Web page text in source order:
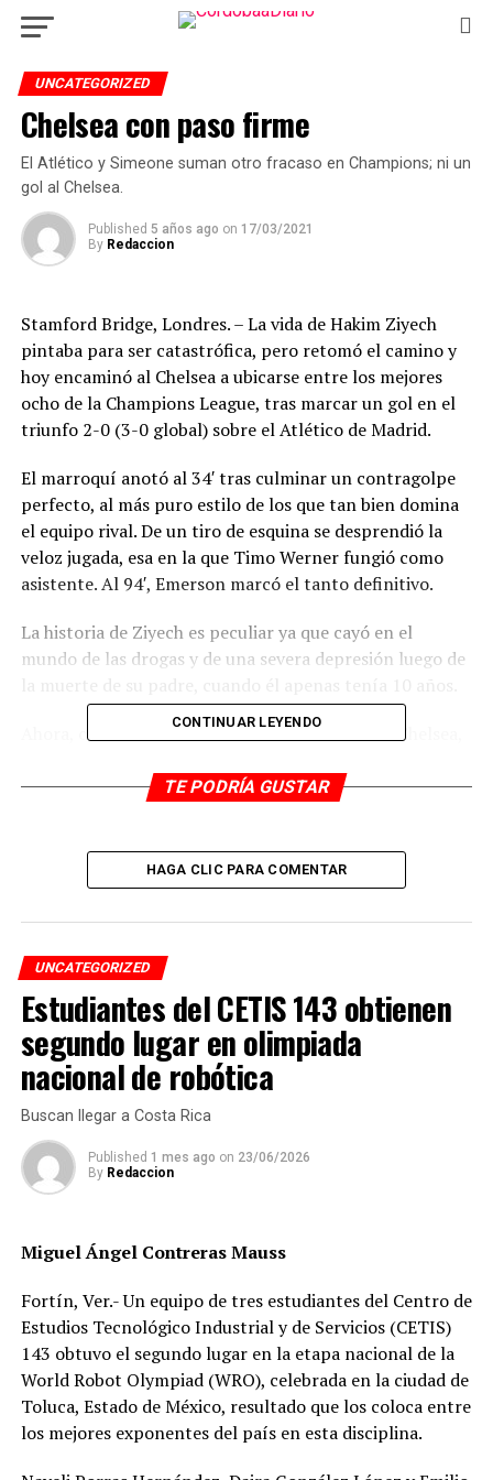
UNCATEGORIZED
Chelsea con paso firme
El Atlético y Simeone suman otro fracaso en Champions; ni un
gol al Chelsea.
Published 5 años ago on 17/03/2021
By Redaccion
Stamford Bridge, Londres. – La vida de Hakim Ziyech
pintaba para ser catastrófica, pero retomó el camino y
hoy encaminó al Chelsea a ubicarse entre los mejores
ocho de la Champions League, tras marcar un gol en el
triunfo 2-0 (3-0 global) sobre el Atlético de Madrid.
El marroquí anotó al 34′ tras culminar un contragolpe
perfecto, al más puro estilo de los que tan bien domina
el equipo rival. De un tiro de esquina se desprendió la
veloz jugada, esa en la que Timo Werner fungió como
asistente. Al 94′, Emerson marcó el tanto definitivo.
La historia de Ziyech es peculiar ya que cayó en el
mundo de las drogas y de una severa depresión luego de
Ahora, como uno de los refuerzos estelares del Chelsea,
League tiene a 3 representantes en los Cuartos de Final,
El gol fue una daga en el corazón para el Atlético, un
equipo que no se caracteriza precisamente por anotar
estructurado, con toques fáciles, y algunos
contragolpes mal culminados, uno de ellos cortesía de
Timo Werner.
Los Colchoneros se lanzaron al ataque en los últimos
minutos, pero justo cuando más peligro generaban tras
un disparo de Joao Félix, el árbitro expulsó a Savic por
un codazo sobre Rüdiger previo a la ejecución de un tiro
tiempo debió pitarse un penal de Azpilicueta sobre
Al 94′, otra vez mediante un contragolpe, el Chelsea
marcó el 2-0. Una cucharada de su propia medicina para
los de Simeone.
Se acabó así la historia del Atlético en Champions. El
Chelsea se da permiso para soñar, ya instalado entre los
CONTINUAR LEYENDO
TE PODRÍA GUSTAR
HAGA CLIC PARA COMENTAR
UNCATEGORIZED
Estudiantes del CETIS 143 obtienen
segundo lugar en olimpiada
nacional de robótica
Buscan llegar a Costa Rica
Published 1 mes ago on 23/06/2026
By Redaccion
Miguel Ángel Contreras Mauss
Fortín, Ver.- Un equipo de tres estudiantes del Centro de
Estudios Tecnológico Industrial y de Servicios (CETIS)
143 obtuvo el segundo lugar en la etapa nacional de la
World Robot Olympiad (WRO), celebrada en la ciudad de
Toluca, Estado de México, resultado que los coloca entre
los mejores exponentes del país en esta disciplina.